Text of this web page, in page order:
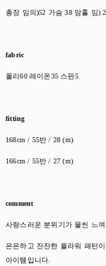
총장 임의)52 가슴 38 암홀 임)
fabric
폴리60 레이온35 스판5
fitting
168cm / 55반 / 28 (m)
166cm / 55반 / 27 (m)
comment
사랑스러운 분위기가 물씬 느
은은하고 잔잔한 플라워 패턴
아이템입니다.